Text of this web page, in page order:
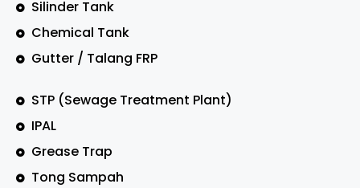
Silinder Tank
Chemical Tank
Gutter / Talang FRP
STP (Sewage Treatment Plant)
IPAL
Grease Trap
Tong Sampah